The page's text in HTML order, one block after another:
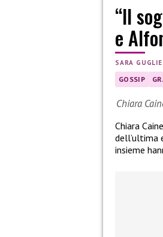
“Il
e
SARA
GOSSIP
Chiara
Chiara
dell’ultima
insieme